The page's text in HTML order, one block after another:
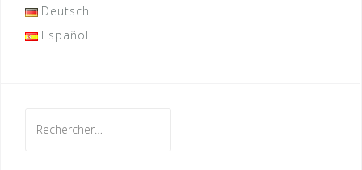
Deutsch
Español